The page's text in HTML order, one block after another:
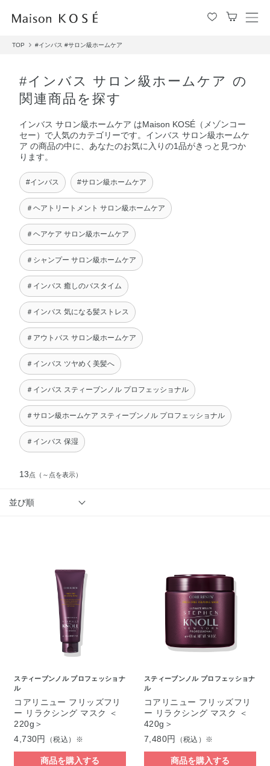
メ
TOP #インバス #サロン級ホームケア
#インバス サロン級ホームケア の
関連商品を探す
インバス サロン級ホームケア はMaison KOSÉ（メゾンコー
セー）で人気のカテゴリーです。インバス サロン級ホームケ
ア の商品の中に、あなたのお気に入りの1品がきっと見つか
ります。
#インバス #サロン級ホームケア
＃ヘアトリートメント サロン級ホームケア
＃ヘアケア サロン級ホームケア
＃シャンプー サロン級ホームケア
＃インバス 癒しのバスタイム
＃インバス 気になる髪ストレス
＃アウトバス サロン級ホームケア
＃インバス ツヤめく美髪へ
＃インバス スティーブンノル プロフェッショナル
＃サロン級ホームケア スティーブンノル プロフェッショナル
＃インバス 保湿
13点 （～点を表示）
並び順
スティーブンノル プロフェッショナ
ル
コアリニュー フリッズフリ
ー リラクシング マスク ＜
220g＞
4,730円
（税込）※
商品を購入する
スティーブンノル プロフェッショナ
ル
コアリニュー フリッズフリ
ー リラクシング マスク ＜
420g＞
7,480円
（税込）※
商品を購入する